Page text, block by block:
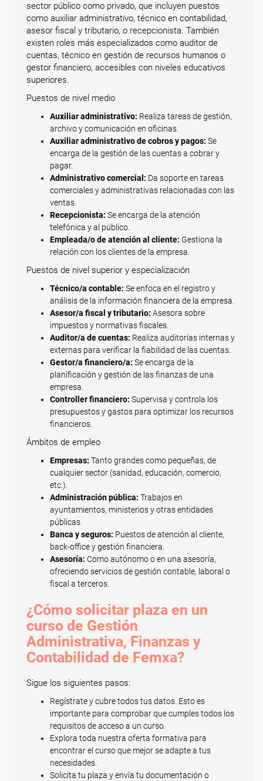
sector público como privado, que incluyen puestos
como auxiliar administrativo, técnico en contabilidad,
asesor fiscal y tributario, o recepcionista. También
existen roles más especializados como auditor de
cuentas, técnico en gestión de recursos humanos o
gestor financiero, accesibles con niveles educativos
superiores.
Puestos de nivel medio
Auxiliar administrativo: Realiza tareas de gestión,
archivo y comunicación en oficinas.
Auxiliar administrativo de cobros y pagos: Se
encarga de la gestión de las cuentas a cobrar y
pagar.
Administrativo comercial: Da soporte en tareas
comerciales y administrativas relacionadas con las
ventas.
Recepcionista: Se encarga de la atención
telefónica y al público.
Empleada/o de atención al cliente: Gestiona la
relación con los clientes de la empresa.
Puestos de nivel superior y especialización
Técnico/a contable: Se enfoca en el registro y
análisis de la información financiera de la empresa.
Asesor/a fiscal y tributario: Asesora sobre
impuestos y normativas fiscales.
Auditor/a de cuentas: Realiza auditorías internas y
externas para verificar la fiabilidad de las cuentas.
Gestor/a financiero/a: Se encarga de la
planificación y gestión de las finanzas de una
empresa.
Controller financiero: Supervisa y controla los
presupuestos y gastos para optimizar los recursos
financieros.
Ámbitos de empleo
Empresas: Tanto grandes como pequeñas, de
cualquier sector (sanidad, educación, comercio,
etc.).
Administración pública: Trabajos en
ayuntamientos, ministerios y otras entidades
públicas.
Banca y seguros: Puestos de atención al cliente,
back-office y gestión financiera.
Asesoría: Como autónomo o en una asesoría,
ofreciendo servicios de gestión contable, laboral o
fiscal a terceros.
¿Cómo solicitar plaza en un
curso de Gestión
Administrativa, Finanzas y
Contabilidad de Femxa?
Sigue los siguientes pasos:
Regístrate y cubre todos tus datos. Esto es
importante para comprobar que cumples todos los
requisitos de acceso a un curso.
Explora toda nuestra oferta formativa para
encontrar el curso que mejor se adapte a tus
necesidades.
Solicita tu plaza y envía tu documentación o